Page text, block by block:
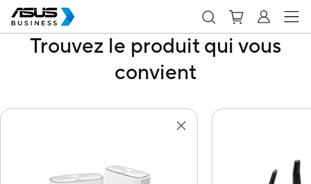
Trouvez le produit qui vous
convient